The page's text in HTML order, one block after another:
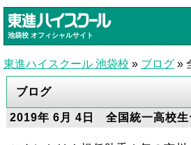
池袋校 オフィシャルサイト
東進ハイスクール 池袋校 » ブログ »
ブログ
2019年 6月 4日 全国統一高校生